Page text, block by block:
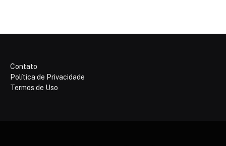
Contato
Política de Privacidade
Termos de Uso